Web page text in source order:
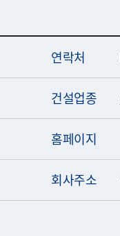
연락처
건설업종
홈페이지
회사주소